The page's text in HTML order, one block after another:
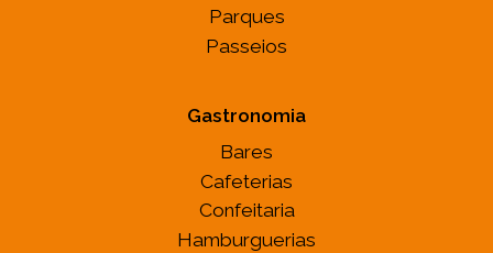
Parques
Passeios
Gastronomia
Bares
Cafeterias
Confeitaria
Hamburguerias